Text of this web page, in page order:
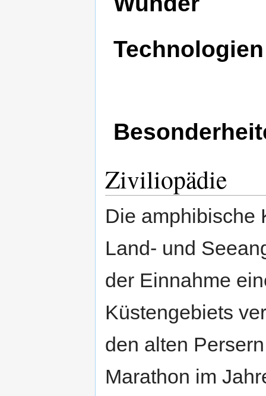
Technologien
Ziviliopädie
Die amphibische
Land- und
der Einnahme
Küstengebiets
den alten
Marathon im